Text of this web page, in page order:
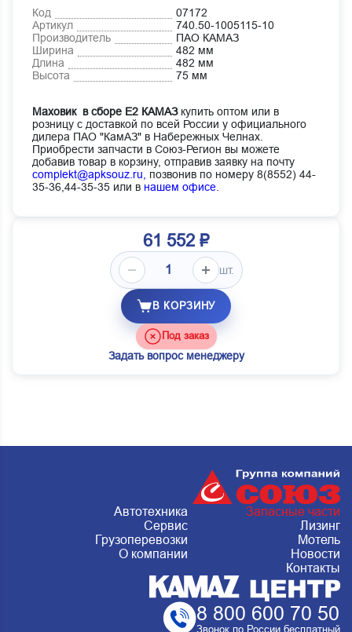
Код
07172
Артикул
740.50-1005115-10
Производитель
ПАО КАМАЗ
Ширина
482 мм
Длина
482 мм
Высота
75 мм
Маховик в сборе Е2 КАМАЗкупить оптом или в
розницу с доставкой по всей России у официального
дилера ПАО "КамАЗ" в Набережных Челнах.
Приобрести запчасти в Союз-Регион вы можете
добавив товар в корзину, отправив заявку на почту
complekt@apksouz.ru,
позвонив по номеру 8(8552) 44-
35-36,44-35-35 или в нашем офисе
61 552 ₽
шт.
В КОРЗИНУ
Под заказ
Задать вопрос менеджеру
Автотехника
Запасные части
Сервис
Лизинг
Грузоперевозки
Мотель
О компании
Новости
Контакты
8 800 600 70 50
Звонок по России бесплатный